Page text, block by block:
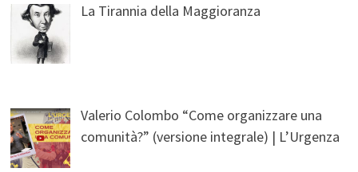
La Tirannia della Maggioranza
Valerio Colombo “Come organizzare una
comunità?” (versione integrale) | L’Urgenza